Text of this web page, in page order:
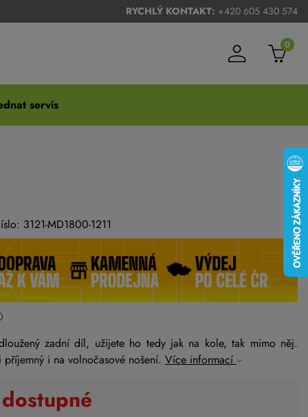
RYCHLÝ KONTAKT: +420 605 430 574
0
servis
3121-MD1800-1211
zadní díl, užijete ho tedy jak na kole, tak mimo něj.
i na volnočasové nošení. Více informací